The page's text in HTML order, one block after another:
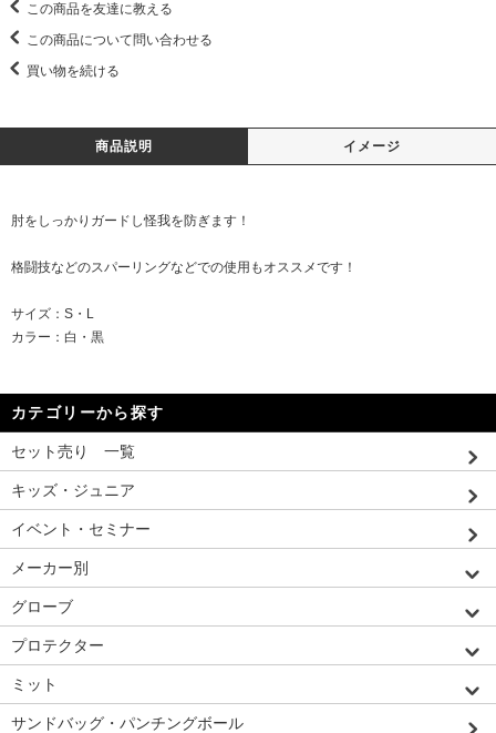
この商品を友達に教える
この商品について問い合わせる
買い物を続ける
商品説明 イメージ
肘をしっかりガードし怪我を防ぎます！
格闘技などのスパーリングなどでの使用もオススメです！
サイズ：S・L
カラー：白・黒
カテゴリーから探す
セット売り 一覧
キッズ・ジュニア
イベント・セミナー
メーカー別
グローブ
プロテクター
ミット
サンドバッグ・パンチングボール